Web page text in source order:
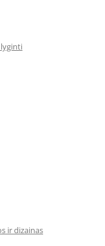
ir dizainas